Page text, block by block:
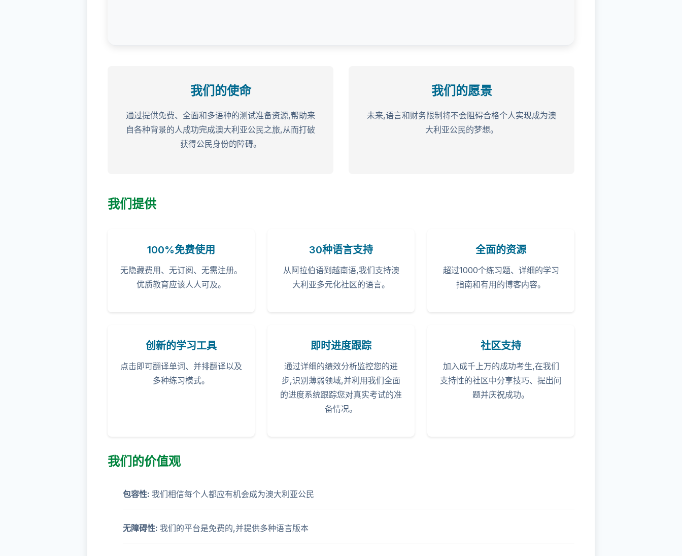
我们的使命
通过提供免费、全面和多语种的测试准备资源,帮助来
自各种背景的人成功完成澳大利亚公民之旅,从而打破
获得公民身份的障碍。
我们的愿景
未来,语言和财务限制将不会阻碍合格个人实现成为澳
大利亚公民的梦想。
我们提供
100%免费使用
无隐藏费用、无订阅、无需注册。
优质教育应该人人可及。
30种语言支持
从阿拉伯语到越南语,我们支持澳
大利亚多元化社区的语言。
全面的资源
超过1000个练习题、详细的学习
指南和有用的博客内容。
创新的学习工具
点击即可翻译单词、并排翻译以及
多种练习模式。
即时进度跟踪
通过详细的绩效分析监控您的进
步,识别薄弱领域,并利用我们全面
的进度系统跟踪您对真实考试的准
备情况。
社区支持
加入成千上万的成功考生,在我们
支持性的社区中分享技巧、提出问
题并庆祝成功。
我们的价值观
包容性: 我们相信每个人都应有机会成为澳大利亚公民
无障碍性: 我们的平台是免费的,并提供多种语言版本